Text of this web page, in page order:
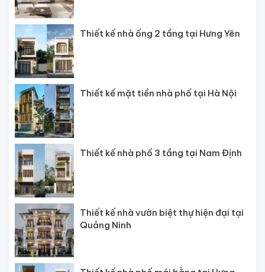
Thiết kế nhà ống 2 tầng tại Hưng Yên
Thiết kế mặt tiền nhà phố tại Hà Nội
Thiết kế nhà phố 3 tầng tại Nam Định
Thiết kế nhà vườn biệt thự hiện đại tại
Quảng Ninh